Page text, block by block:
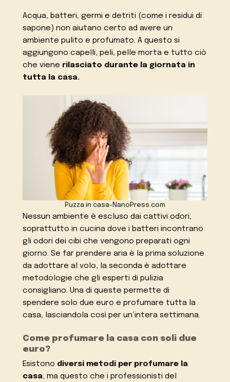
Acqua, batteri, germi e detriti (come i residui di
sapone) non aiutano certo ad avere un
ambiente pulito e profumato. A questo si
aggiungono capelli, peli, pelle morta e tutto ciò
che viene rilasciato durante la giornata in
tutta la casa.
Puzza in casa-NanoPress.com
Nessun ambiente è escluso dai cattivi odori,
soprattutto in cucina dove i batteri incontrano
gli odori dei cibi che vengono preparati ogni
giorno. Se far prendere aria è la prima soluzione
da adottare al volo, la seconda è adottare
metodologie che gli esperti di pulizia
consigliano. Una di queste permette di
spendere solo due euro e profumare tutta la
casa, lasciandola così per un’intera settimana.
Come profumare la casa con soli due
euro?
Esistono diversi metodi per profumare la
casa, ma questo che i professionisti del